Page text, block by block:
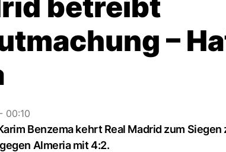
–
00:10
Benzema kehrt Real Madrid zum
Almeria mit 4:2.